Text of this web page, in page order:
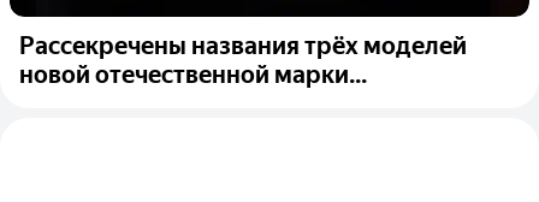
Рассекречены названия трёх моделей
новой отечественной марки...